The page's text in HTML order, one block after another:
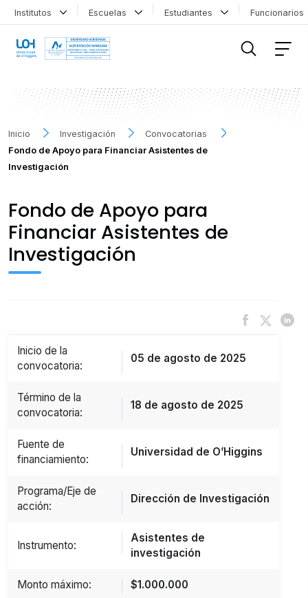
Institutos Escuelas Estudiantes
Inicio Investigación
Convocatorias
Fondo de Apoyo para Financiar Asistentes de
Investigación
Fondo de Apoyo para
Financiar Asistentes de
Investigación
Inicio de la
convocatoria:
05 de agosto de 2025
Término de la
convocatoria:
18 de agosto de 2025
Fuente de
financiamiento:
Universidad de O’Higgins
Programa/Eje de
acción:
Dirección de Investigación
Instrumento:
Asistentes de
investigación
Monto máximo: $1.000.000